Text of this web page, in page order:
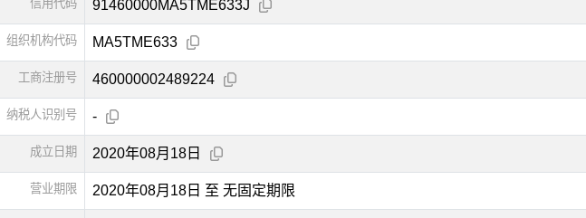
信用代码 91460000MA5TME633J
组织机构代码 MA5TME633
工商注册号 460000002489224
纳税人识别号 -
成立日期 2020年08月18日
营业期限 2020年08月18日 至 无固定期限